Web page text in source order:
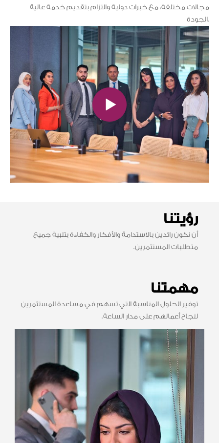
مجالات مختلفة، مع خبرات دولية والتزام بتقديم خدمة عالية
الجودة.
رؤيتنا
أن نكون رائدين بالاستدامة والأفكار والكفاءة بتلبية جميع
متطلبات المستثمرين.
مهمتنا
توفير الحلول المناسبة التي تسهم في مساعدة المستثمرين
لنجاح أعمالهم على مدار الساعة.